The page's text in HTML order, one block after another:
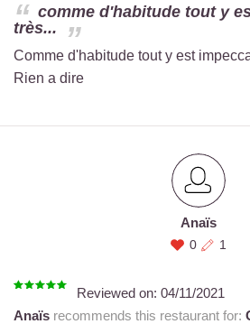
comme d'habitude tout y
très...
Comme d'habitude tout y est
Rien a dire
Anaïs
0 1
Reviewed on: 04/11/2021
Anaïs recommends this restaurant for: